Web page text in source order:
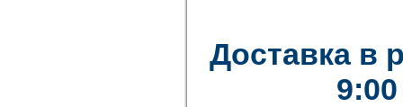
Доставка в